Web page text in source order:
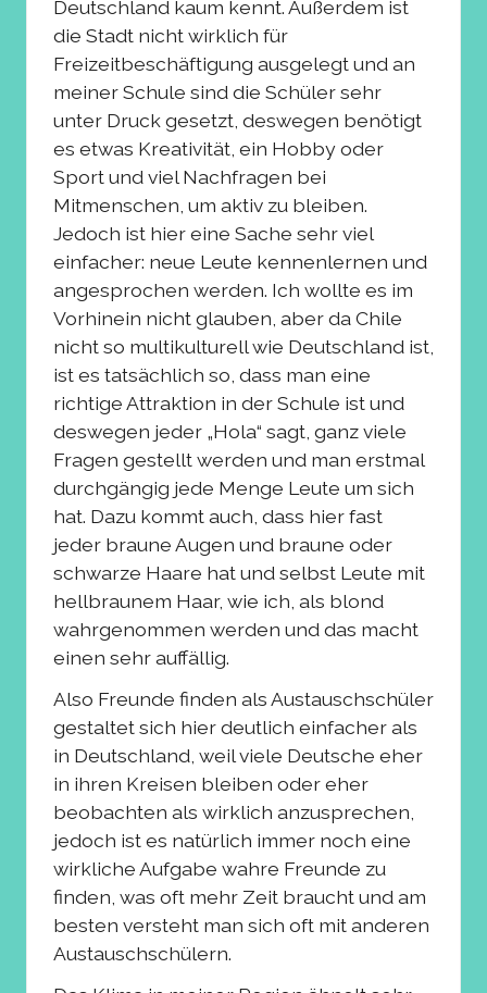
Deutschland kaum kennt. Außerdem ist
die Stadt nicht wirklich für
Freizeitbeschäftigung ausgelegt und an
meiner Schule sind die Schüler sehr
unter Druck gesetzt, deswegen benötigt
es etwas Kreativität, ein Hobby oder
Sport und viel Nachfragen bei
Mitmenschen, um aktiv zu bleiben.
Jedoch ist hier eine Sache sehr viel
einfacher: neue Leute kennenlernen und
angesprochen werden. Ich wollte es im
Vorhinein nicht glauben, aber da Chile
nicht so multikulturell wie Deutschland ist,
ist es tatsächlich so, dass man eine
richtige Attraktion in der Schule ist und
deswegen jeder „Hola“ sagt, ganz viele
Fragen gestellt werden und man erstmal
durchgängig jede Menge Leute um sich
hat. Dazu kommt auch, dass hier fast
jeder braune Augen und braune oder
schwarze Haare hat und selbst Leute mit
hellbraunem Haar, wie ich, als blond
wahrgenommen werden und das macht
einen sehr auffällig.
Also Freunde finden als Austauschschüler
gestaltet sich hier deutlich einfacher als
in Deutschland, weil viele Deutsche eher
in ihren Kreisen bleiben oder eher
beobachten als wirklich anzusprechen,
jedoch ist es natürlich immer noch eine
wirkliche Aufgabe wahre Freunde zu
finden, was oft mehr Zeit braucht und am
besten versteht man sich oft mit anderen
Austauschschülern.